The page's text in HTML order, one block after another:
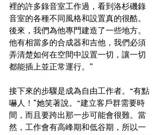
裡的許多錄音室工作過，看到洛杉磯錄
音室的各種不同風格和設置真的很酷。
後來，我們為他專門建造了一些地方。
他有相當多的合成器和吉他，我們必須
弄清楚如何在空間中設置一切，讓一切
都能插上並正常運行。”
接下來的步驟是成為自由工作者。“有點
嚇人！”她笑著說。“建立客戶群需要時
間，而且要跨出那一步可能會很難。當
然，工作會有高峰期和低谷期，所以一